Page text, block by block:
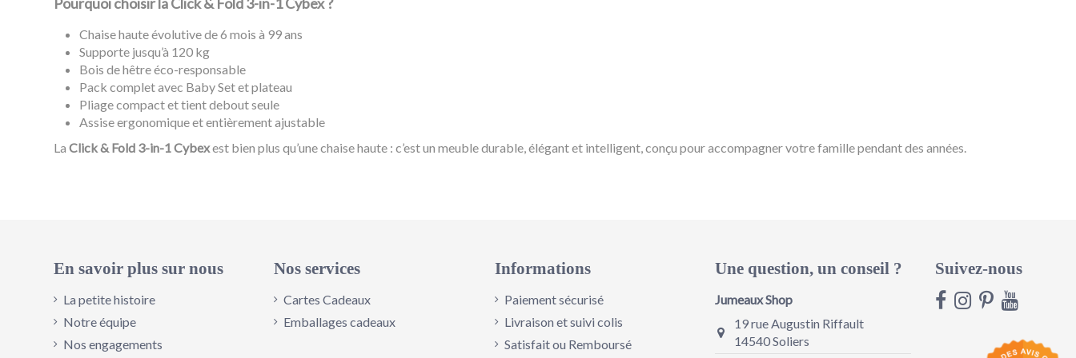
Chaise haute évolutive de 6 mois à 99 ans
Supporte jusqu’à 120 kg
Bois de hêtre éco-responsable
Pack complet avec Baby Set et plateau
Pliage compact et tient debout seule
Assise ergonomique et entièrement ajustable
La Click & Fold 3-in-1 Cybexest bien plus qu’une chaise haute : c’est un meuble durable, élégant et intelligent, conçu pour accompagner votre famille pendant des années.
En savoir plus sur nous
La petite histoire
Notre équipe
Nos engagements
Nos services
Cartes Cadeaux
Emballages cadeaux
Informations
Paiement sécurisé
Livraison et suivi colis
Satisfait ou Remboursé
Une question, un conseil ?
Jumeaux Shop
19 rue Augustin Riffault
14540 Soliers
Suivez-nous